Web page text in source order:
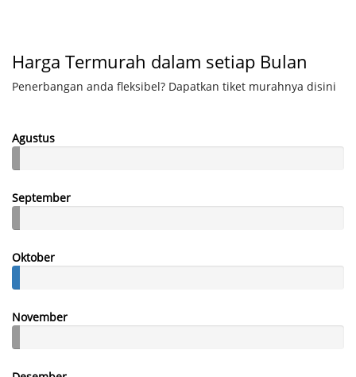
Harga Termurah dalam setiap Bulan
Penerbangan anda fleksibel? Dapatkan tiket murahnya disini
Agustus
September
Oktober
November